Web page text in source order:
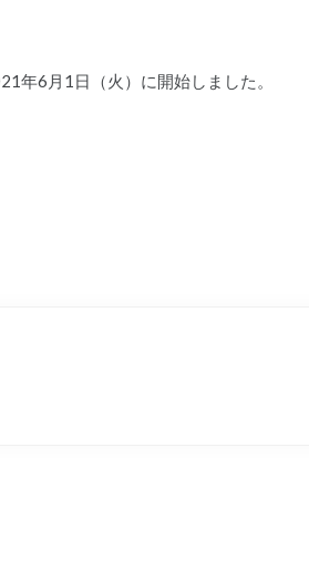
年6月1日（火）に開始しました。